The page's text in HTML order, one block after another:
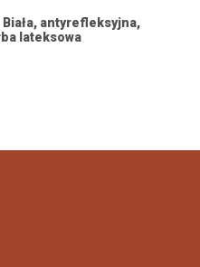
Biała, antyrefleksyjna,
lateksowa